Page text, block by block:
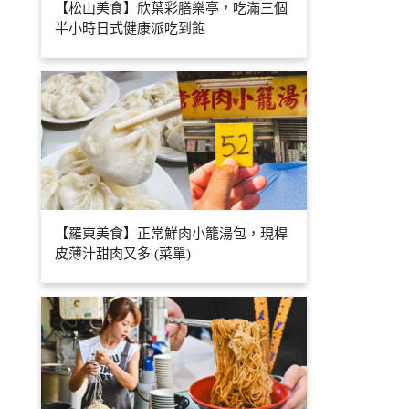
【松山美食】欣葉彩膳樂亭，吃滿三個
半小時日式健康派吃到飽
【羅東美食】正常鮮肉小籠湯包，現桿
皮薄汁甜肉又多 (菜單)